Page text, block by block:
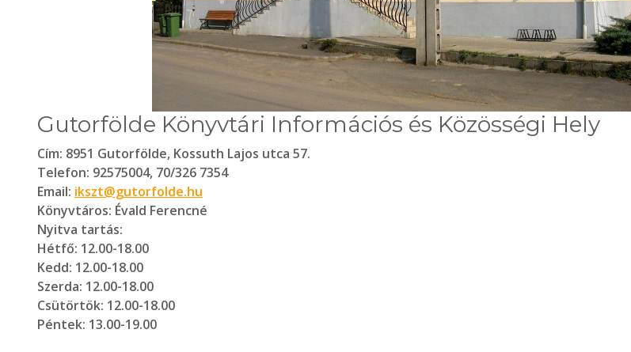
Gutorfölde Könyvtári Információs és Közösségi Hely
Cím: 8951 Gutorfölde, Kossuth Lajos utca 57.
Telefon: 92575004, 70/326 7354
Email: ikszt@gutorfolde.hu
Könyvtáros: Évald Ferencné
Nyitva tartás:
Hétfő: 12.00-18.00
Kedd: 12.00-18.00
Szerda: 12.00-18.00
Csütörtök: 12.00-18.00
Péntek: 13.00-19.00